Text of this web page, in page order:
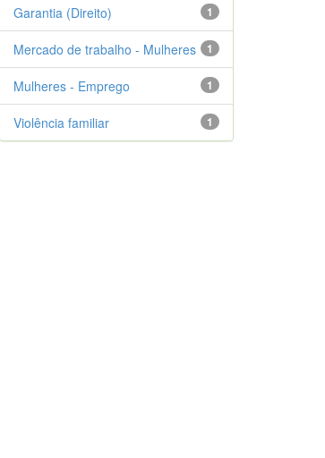
1
Garantia (Direito)
1
Mercado de trabalho - Mulheres
1
Mulheres - Emprego
1
Violência familiar